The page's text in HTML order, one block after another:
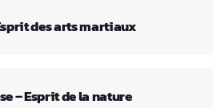
des arts martiaux
– Esprit de la nature